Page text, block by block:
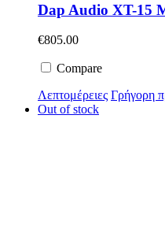
Dap Audio XT-15
€805.00
Compare
Λεπτομέρειες Γρήγορη
Out of stock